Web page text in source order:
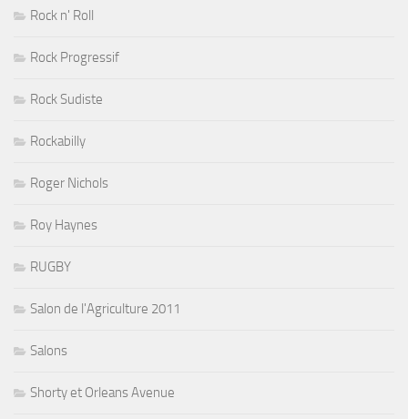
Rock n' Roll
Rock Progressif
Rock Sudiste
Rockabilly
Roger Nichols
Roy Haynes
RUGBY
Salon de l'Agriculture 2011
Salons
Shorty et Orleans Avenue